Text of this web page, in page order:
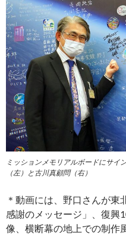
ミッションメモリアルボードにサイ
（左）と古川真顧問（右）
＊動画には、野口さんが
感謝のメッセージ」、復興
像、横断幕の地上での制作